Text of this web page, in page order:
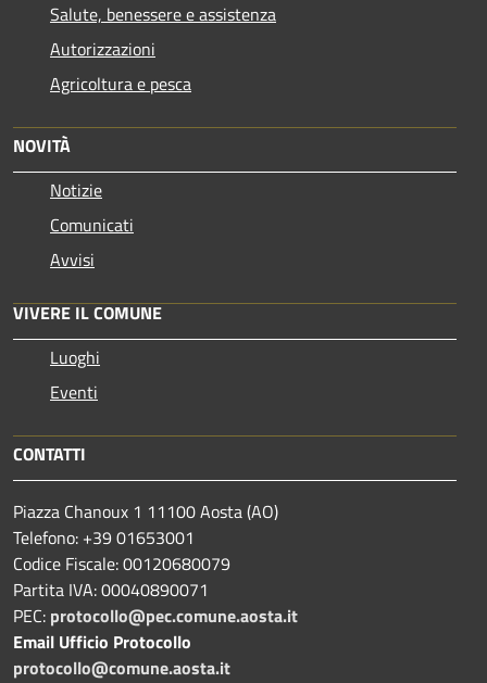
Salute, benessere e assistenza
Autorizzazioni
Agricoltura e pesca
NOVITÀ
Notizie
Comunicati
Avvisi
VIVERE IL COMUNE
Luoghi
Eventi
CONTATTI
Piazza Chanoux 1 11100 Aosta (AO)
Telefono: +39 01653001
Codice Fiscale: 00120680079
Partita IVA: 00040890071
PEC: protocollo@pec.comune.aosta.it
Email Ufficio Protocollo
protocollo@comune.aosta.it